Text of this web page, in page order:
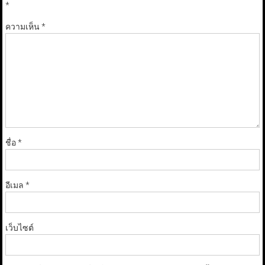
*
ความเห็น*
ชื่อ*
อีเมล *
เว็บไซต์